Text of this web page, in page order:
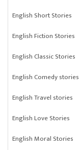
English Short Stories
English Fiction Stories
English Classic Stories
English Comedy stories
English Travel stories
English Love Stories
English Moral Stories